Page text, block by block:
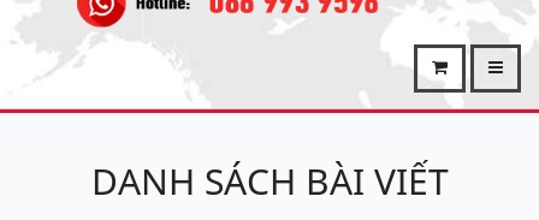
DANH SÁCH BÀI VIẾT